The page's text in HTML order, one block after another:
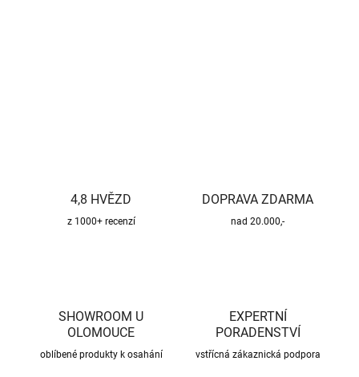
4,8 HVĚZD
z 1000+ recenzí
DOPRAVA ZDARMA
nad 20.000,-
SHOWROOM U
OLOMOUCE
oblíbené produkty k osahání
EXPERTNÍ
PORADENSTVÍ
vstřícná zákaznická podpora